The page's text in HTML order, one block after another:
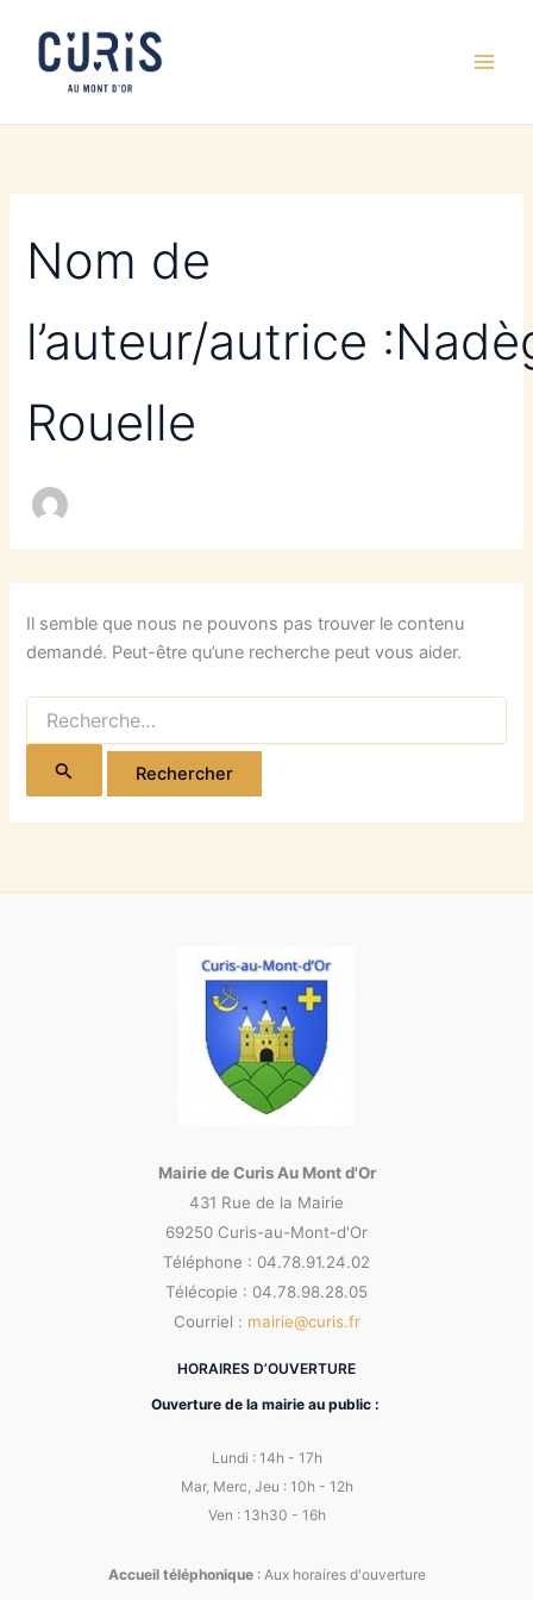
contenu
Nom de
l’auteur/autrice
Rouelle
Il semble que nous ne pouvons pas trouver le contenu
demandé. Peut-être qu’une recherche peut vous aider.
Mairie de Curis Au Mont d'Or
431 Rue de la Mairie
69250 Curis-au-Mont-d'Or
Téléphone : 04.78.91.24.02
Télécopie : 04.78.98.28.05
Courriel : mairie@curis.fr
HORAIRES D’OUVERTURE
Ouverture de la mairie au public :
Lundi : 14h - 17h
Mar, Merc, Jeu : 10h - 12h
Ven : 13h30 - 16h
Accueil téléphonique: Aux horaires d'ouverture